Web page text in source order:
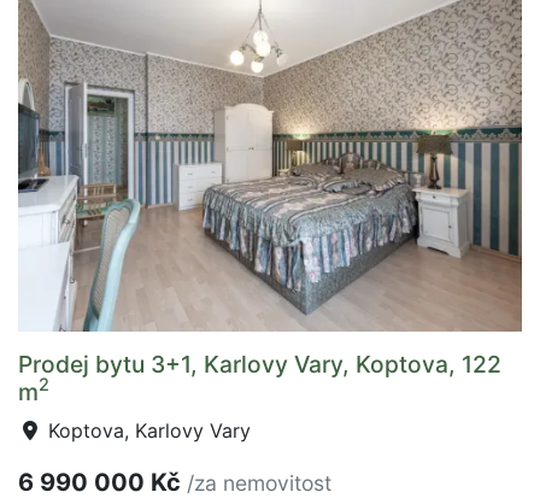
Prodej bytu 3+1, Karlovy Vary, Koptova, 122
m2
Koptova, Karlovy Vary
6 990 000 Kč /za nemovitost